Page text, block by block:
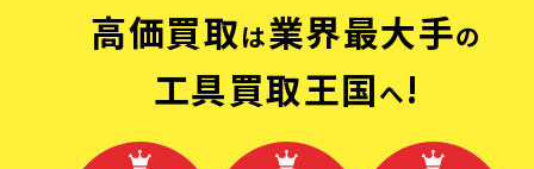
高価買取は業界最大手の
工具買取王国へ!